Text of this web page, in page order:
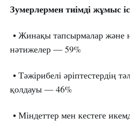
Зумерлермен тиімді жұмыс
• Жинақы тапсырмалар және
нәтижелер — 59%
• Тәжірибелі әріптестердің
қолдауы — 46%
• Міндеттер мен кестеге